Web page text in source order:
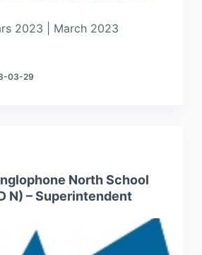
2023 | March 2023
03-29
North School
N) – Superintendent